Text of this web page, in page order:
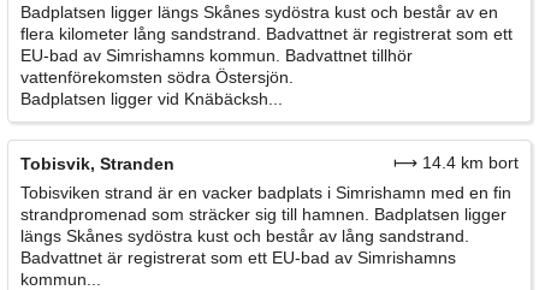
Badplatsen ligger längs Skånes sydöstra kust och består av en
flera kilometer lång sandstrand. Badvattnet är registrerat som ett
EU-bad av Simrishamns kommun. Badvattnet tillhör
vattenförekomsten södra Östersjön.
Badplatsen ligger vid Knäbäcksh...
Tobisvik, Stranden
⟼ 14.4 km bort
Tobisviken strand är en vacker badplats i Simrishamn med en fin
strandpromenad som sträcker sig till hamnen. Badplatsen ligger
längs Skånes sydöstra kust och består av lång sandstrand.
Badvattnet är registrerat som ett EU-bad av Simrishamns
kommun...